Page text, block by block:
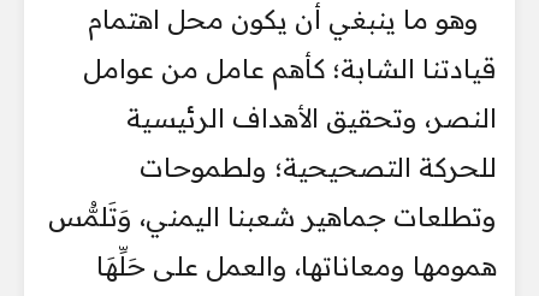
وهو ما ينبغي أن يكون محل اهتمام
قيادتنا الشابة؛ كأهم عامل من عوامل
النصر، وتحقيق الأهداف الرئيسية
للحركة التصحيحية؛ ولطموحات
وتطلعات جماهير شعبنا اليمني، وَتَلمُّس
همومها ومعاناتها، والعمل على حَلِّهَا